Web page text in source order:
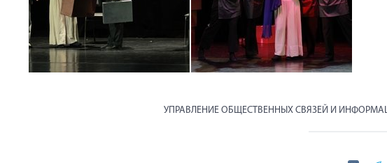
УПРАВЛЕНИЕ ОБЩЕСТВЕННЫХ СВЯЗЕЙ И